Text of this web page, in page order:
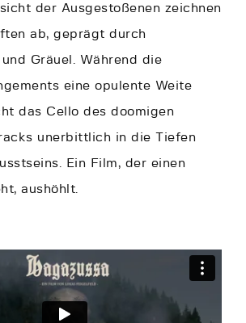
der Ausgestoßenen zeichnen
ab, geprägt durch
Gräuel. Während die
eine opulente Weite
das Cello des doomigen
unerbittlich in die Tiefen
Ein Film, der einen
aushöhlt.